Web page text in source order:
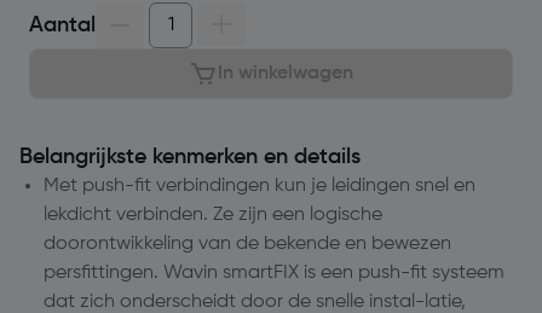
Aantal
In winkelwagen
Belangrijkste kenmerken en details
Met push-fit verbindingen kun je leidingen snel en
lekdicht verbinden. Ze zijn een logische
doorontwikkeling van de bekende en bewezen
persfittingen. Wavin smartFIX is een push-fit systeem
dat zich onderscheidt door de snelle instal-latie,